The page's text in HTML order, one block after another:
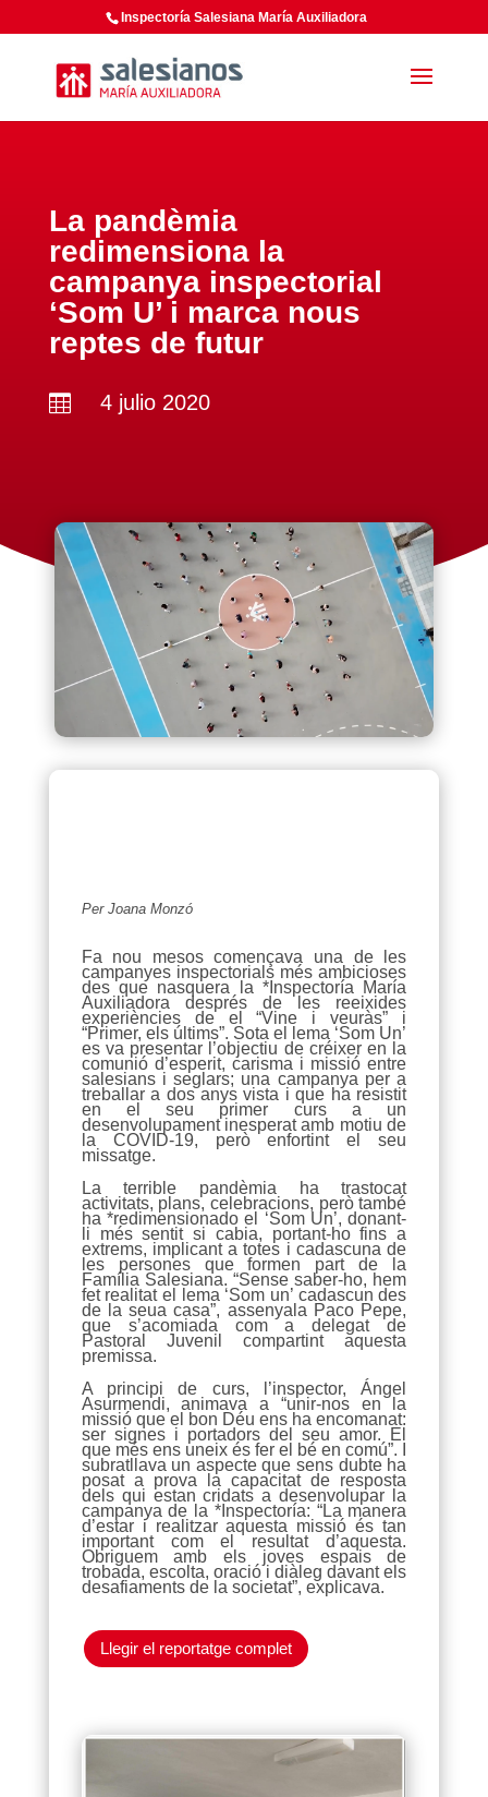
Inspectoría Salesiana María Auxiliadora
La pandèmia
redimensiona la
campanya inspectorial
‘Som U’ i marca nous
reptes de futur
 4 julio 2020
Per Joana Monzó
Fa nou mesos començava una de les
campanyes inspectorials més ambicioses
des que nasquera la *Inspectoría María
Auxiliadora després de les reeixides
experiències de el “Vine i veuràs” i
“Primer, els últims”. Sota el lema ‘Som Un’
es va presentar l’objectiu de créixer en la
comunió d’esperit, carisma i missió entre
salesians i seglars; una campanya per a
treballar a dos anys vista i que ha resistit
en el seu primer curs a un
desenvolupament inesperat amb motiu de
la COVID-19, però enfortint el seu
missatge.
La terrible pandèmia ha trastocat
activitats, plans, celebracions, però també
ha *redimensionado el ‘Som Un’, donant-
li més sentit si cabia, portant-ho fins a
extrems, implicant a totes i cadascuna de
les persones que formen part de la
Família Salesiana. “Sense saber-ho, hem
fet realitat el lema ‘Som un’ cadascun des
de la seua casa”, assenyala Paco Pepe,
que s’acomiada com a delegat de
Pastoral Juvenil compartint aquesta
premissa.
A principi de curs, l’inspector, Ángel
Asurmendi, animava a “unir-nos en la
missió que el bon Déu ens ha encomanat:
ser signes i portadors del seu amor. El
que més ens uneix és fer el bé en comú”. I
subratllava un aspecte que sens dubte ha
posat a prova la capacitat de resposta
dels qui estan cridats a desenvolupar la
campanya de la *Inspectoría: “La manera
d’estar i realitzar aquesta missió és tan
important com el resultat d’aquesta.
Obriguem amb els joves espais de
trobada, escolta, oració i diàleg davant els
desafiaments de la societat”, explicava.
Llegir el reportatge complet